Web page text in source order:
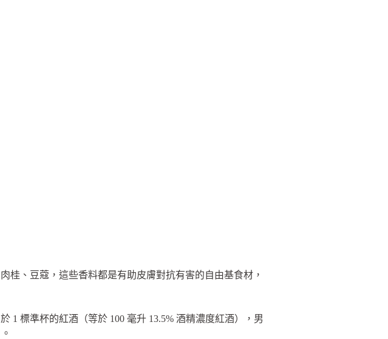
桂、豆蔻，這些香料都是有助皮膚對抗有害的自由基食材，
1 標準杯的紅酒（等於 100 毫升 13.5% 酒精濃度紅酒），男